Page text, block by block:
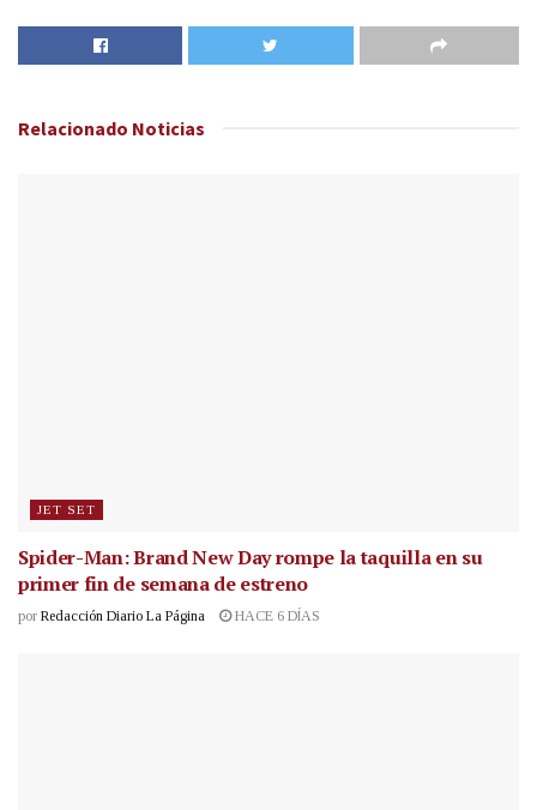
Relacionado Noticias
JET SET
Spider-Man: Brand New Day rompe la taquilla en su
primer fin de semana de estreno
por Redacción Diario La Página HACE 6 DÍAS